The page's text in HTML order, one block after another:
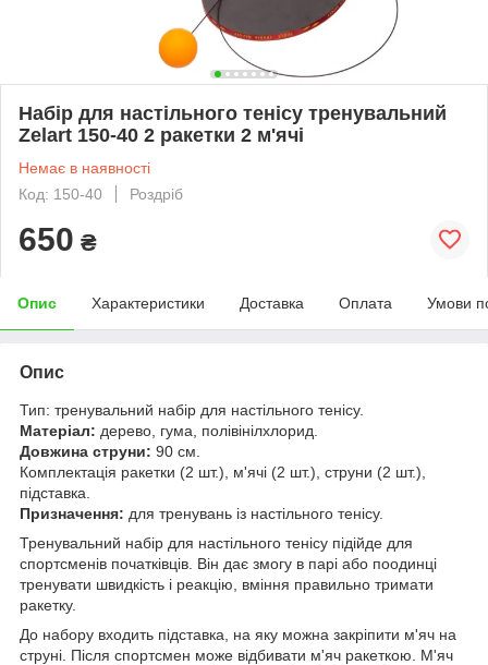
Набір для настільного тенісу тренувальний
Zelart 150-40 2 ракетки 2 м'ячі
Немає в наявності
Код: 150-40
Роздріб
650 ₴
Опис Характеристики Доставка Оплата Умови
Опис
Тип: тренувальний набір для настільного тенісу.
Матеріал: дерево, гума, полівінілхлорид.
Довжина струни: 90 см.
Комплектація ракетки (2 шт.), м'ячі (2 шт.), струни (2 шт.),
підставка.
Призначення: для тренувань із настільного тенісу.
Тренувальний набір для настільного тенісу підійде для
спортсменів початківців. Він дає змогу в парі або поодинці
тренувати швидкість і реакцію, вміння правильно тримати
ракетку.
До набору входить підставка, на яку можна закріпити м'яч на
струні. Після спортсмен може відбивати м'яч ракеткою. М'яч